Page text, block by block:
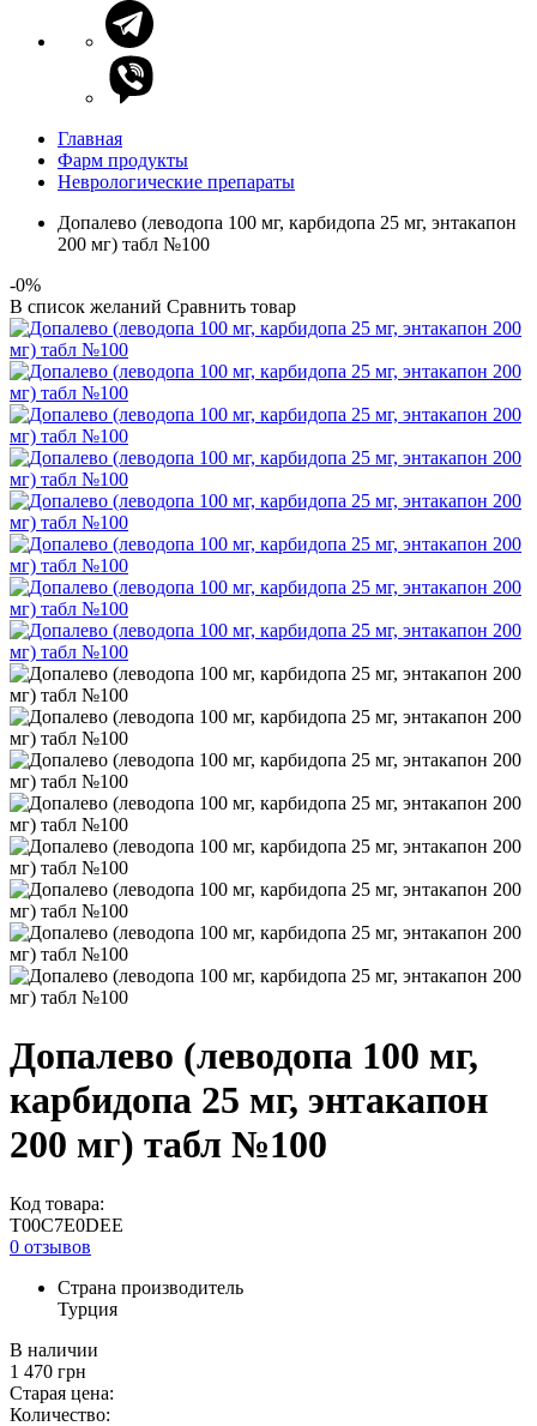
Главная
Фарм продукты
Неврологические препараты
Допалево (леводопа 100 мг, карбидопа 25 мг, энтакапон
200 мг) табл №100
-0%
В список желаний Сравнить товар
Допалево (леводопа 100 мг,
карбидопа 25 мг, энтакапон
200 мг) табл №100
Код товара:
T00C7E0DEE
0 отзывов
Страна производитель
Турция
В наличии
1 470 грн
Старая цена:
Количество: